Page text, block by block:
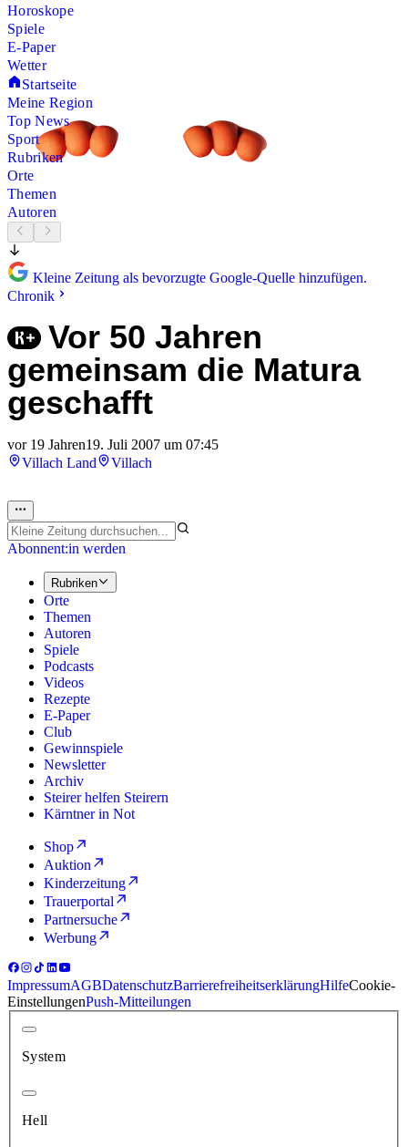
Horoskope
Spiele
E-Paper
Wetter
Startseite
Meine Region
Top News
Sport
Rubriken
Orte
Themen
Autoren
Kleine Zeitung als bevorzugte Google-Quelle hinzufügen.
Chronik
Vor 50 Jahren
gemeinsam die Matura
geschafft
vor 19 Jahren19. Juli 2007 um 07:45
Villach Land
Villach
Abonnent:in werden
Rubriken
Orte
Themen
Autoren
Spiele
Podcasts
Videos
Rezepte
E-Paper
Club
Gewinnspiele
Newsletter
Archiv
Steirer helfen Steirern
Kärntner in Not
Shop
Auktion
Kinderzeitung
Trauerportal
Partnersuche
Werbung
ImpressumAGBDatenschutzBarrierefreiheitserklärungHilfeCookie-
EinstellungenPush-Mitteilungen
System
Hell